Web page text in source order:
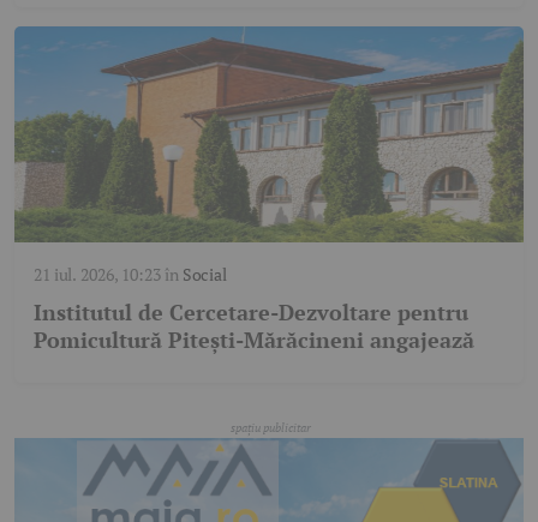
21 iul. 2026, 10:23în Social
Institutul de Cercetare-Dezvoltare pentru
Pomicultură Pitești-Mărăcineni angajează